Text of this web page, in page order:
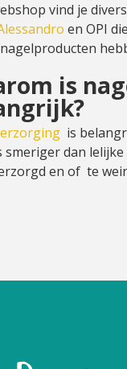
vind je
en OPI
is
is
smeriger dan
en of te